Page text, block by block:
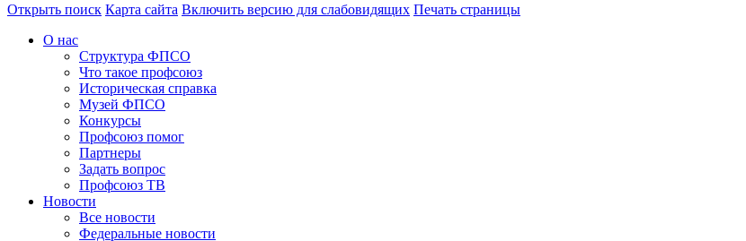
Открыть поиск Карта сайта Включить версию для слабовидящих Печать страницы
О нас
Структура ФПСО
Что такое профсоюз
Историческая справка
Музей ФПСО
Конкурсы
Профсоюз помог
Партнеры
Задать вопрос
Профсоюз ТВ
Новости
Все новости
Федеральные новости